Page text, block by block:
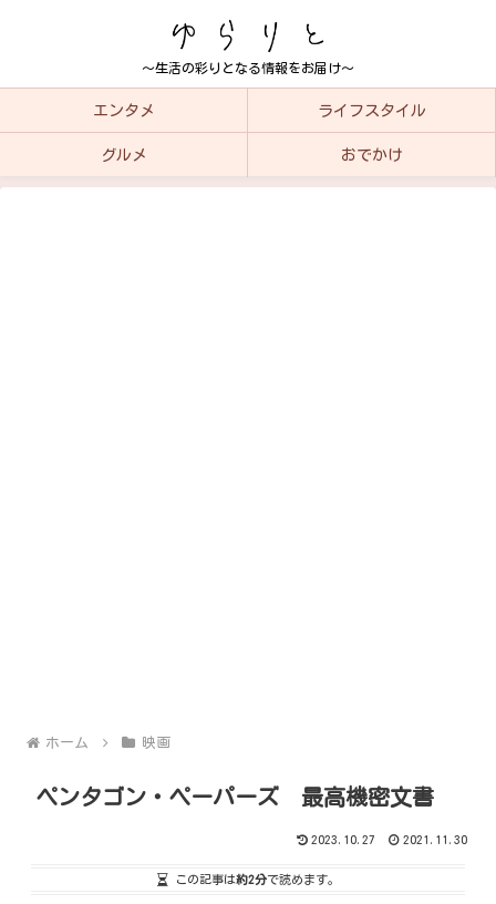
～生活の彩りとなる情報をお届け～
エンタメ ライフスタイル
グルメ おでかけ
ホーム 映画
ペンタゴン・ペーパーズ 最高機密文書
2023.10.27 2021.11.30
この記事は約2分で読めます。